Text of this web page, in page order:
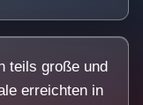
teils große und
erreichten in